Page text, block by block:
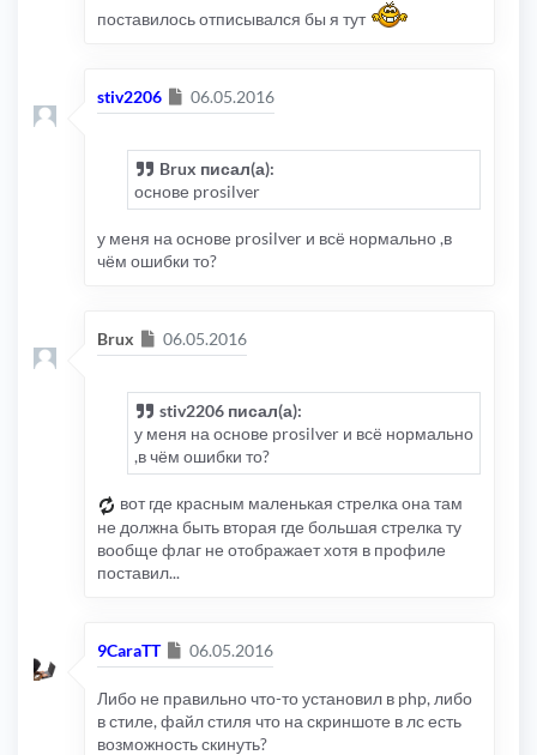
поставилось отписывался бы я тут
stiv2206 Сообщение
06.05.2016
Brux писал(а):
основе prosilver
у меня на основе prosilver и всё нормально ,в
чём ошибки то?
Brux Сообщение
06.05.2016
stiv2206 писал(а):
у меня на основе prosilver и всё нормально
,в чём ошибки то?
вот где красным маленькая стрелка она там
не должна быть вторая где большая стрелка ту
вообще флаг не отображает хотя в профиле
поставил...
9CaraTT Сообщение
06.05.2016
Либо не правильно что-то установил в php, либо
в стиле, файл стиля что на скриншоте в лс есть
возможность скинуть?